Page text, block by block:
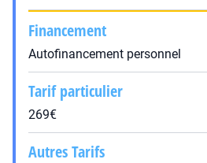
Financement
Autofinancement personnel
Tarif particulier
269€
Autres Tarifs